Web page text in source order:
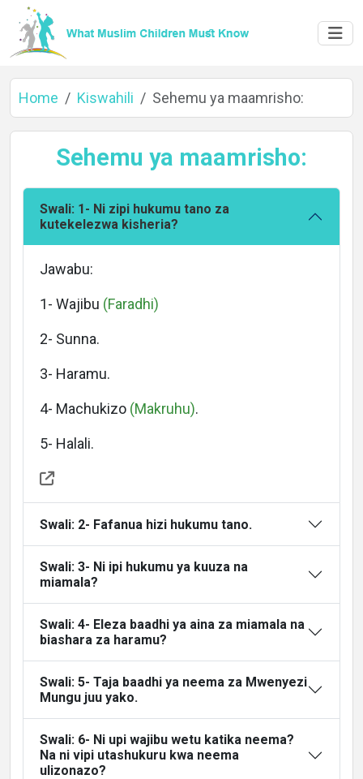
Home
Languages
Home Kiswahili Sehemu ya maamrisho:
Sehemu ya maamrisho:
Swali: 1- Ni zipi hukumu tano za
kutekelezwa kisheria?
Jawabu:
1- Wajibu (Faradhi)
2- Sunna.
3- Haramu.
4- Machukizo (Makruhu).
5- Halali.
Swali: 2- Fafanua hizi hukumu tano.
Swali: 3- Ni ipi hukumu ya kuuza na
miamala?
Swali: 4- Eleza baadhi ya aina za miamala na
biashara za haramu?
Swali: 5- Taja baadhi ya neema za Mwenyezi
Mungu juu yako.
Swali: 6- Ni upi wajibu wetu katika neema?
Na ni vipi utashukuru kwa neema
ulizonazo?